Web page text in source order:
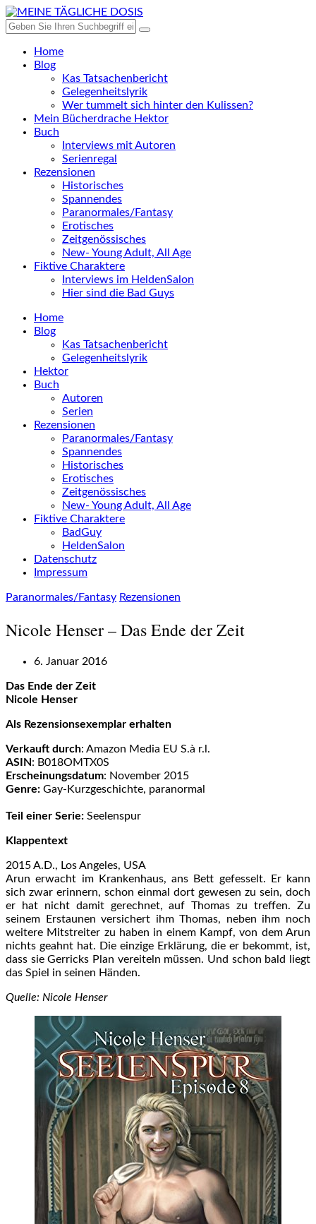
Home
Blog
Kas Tatsachenbericht
Gelegenheitslyrik
Wer tummelt sich hinter den Kulissen?
Mein Bücherdrache Hektor
Buch
Interviews mit Autoren
Serienregal
Rezensionen
Historisches
Spannendes
Paranormales/Fantasy
Erotisches
Zeitgenössisches
New- Young Adult, All Age
Fiktive Charaktere
Interviews im HeldenSalon
Hier sind die Bad Guys
Home
Blog
Kas Tatsachenbericht
Gelegenheitslyrik
Hektor
Buch
Autoren
Serien
Rezensionen
Paranormales/Fantasy
Spannendes
Historisches
Erotisches
Zeitgenössisches
New- Young Adult, All Age
Fiktive Charaktere
BadGuy
HeldenSalon
Datenschutz
Impressum
Paranormales/Fantasy Rezensionen
Nicole Henser – Das Ende der Zeit
6. Januar 2016
Das Ende der Zeit
Nicole Henser
Als Rezensionsexemplar erhalten
Verkauft durch: Amazon Media EU S.à r.l.
ASIN: B018OMTX0S
Erscheinungsdatum: November 2015
Genre: Gay-Kurzgeschichte, paranormal
Teil einer Serie: Seelenspur
Klappentext
2015 A.D., Los Angeles, USA
Arun erwacht im Krankenhaus, ans Bett gefesselt. Er kann
sich zwar erinnern, schon einmal dort gewesen zu sein, doch
er hat nicht damit gerechnet, auf Thomas zu treffen. Zu
seinem Erstaunen versichert ihm Thomas, neben ihm noch
weitere Mitstreiter zu haben in einem Kampf, von dem Arun
nichts geahnt hat. Die einzige Erklärung, die er bekommt, ist,
dass sie Gerricks Plan vereiteln müssen. Und schon bald liegt
das Spiel in seinen Händen.
Quelle: Nicole Henser